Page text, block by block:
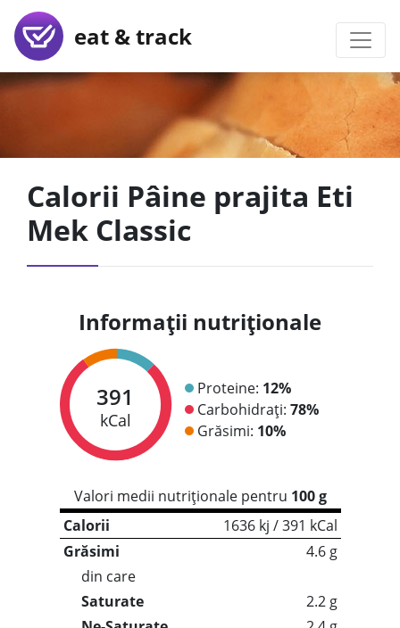
eat & track
Calorii Pâine prajita Eti
Mek Classic
Informații nutriționale
391
kCal
Proteine: 12%
Carbohidrați: 78%
Grăsimi: 10%
Valori medii nutriționale pentru 100 g
Calorii
1636 kj / 391 kCal
Grăsimi
4.6 g
din care
Saturate
2.2 g